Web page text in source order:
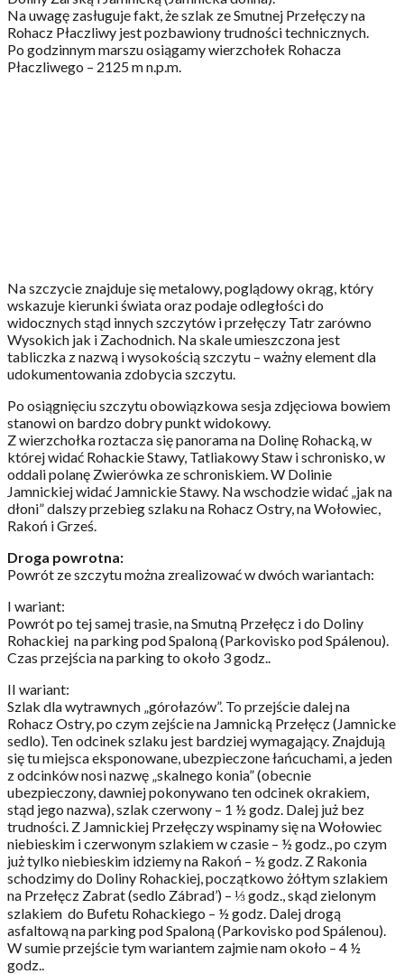
Na uwagę zasługuje fakt, że szlak ze Smutnej Przełęczy na
Rohacz Płaczliwy jest pozbawiony trudności technicznych.
Po godzinnym marszu osiągamy wierzchołek Rohacza
Płaczliwego – 2125 m n.p.m.
Na szczycie znajduje się metalowy, poglądowy okrąg, który
wskazuje kierunki świata oraz podaje odległości do
widocznych stąd innych szczytów i przełęczy Tatr zarówno
Wysokich jak i Zachodnich. Na skale umieszczona jest
tabliczka z nazwą i wysokością szczytu – ważny element dla
udokumentowania zdobycia szczytu.
Po osiągnięciu szczytu obowiązkowa sesja zdjęciowa bowiem
stanowi on bardzo dobry punkt widokowy.
Z wierzchołka roztacza się panorama na Dolinę Rohacką, w
której widać Rohackie Stawy, Tatliakowy Staw i schronisko, w
oddali polanę Zwierówka ze schroniskiem. W Dolinie
Jamnickiej widać Jamnickie Stawy. Na wschodzie widać „jak na
dłoni” dalszy przebieg szlaku na Rohacz Ostry, na Wołowiec,
Rakoń i Grześ.
Droga powrotna:
Powrót ze szczytu można zrealizować w dwóch wariantach:
I wariant:
Powrót po tej samej trasie, na Smutną Przełęcz i do Doliny
Rohackiej na parking pod Spaloną (Parkovisko pod Spálenou).
Czas przejścia na parking to około 3 godz..
II wariant:
Szlak dla wytrawnych „górołazów”. To przejście dalej na
Rohacz Ostry, po czym zejście na Jamnicką Przełęcz (Jamnicke
sedlo). Ten odcinek szlaku jest bardziej wymagający. Znajdują
się tu miejsca eksponowane, ubezpieczone łańcuchami, a jeden
z odcinków nosi nazwę „skalnego konia” (obecnie
ubezpieczony, dawniej pokonywano ten odcinek okrakiem,
stąd jego nazwa), szlak czerwony – 1 ½ godz. Dalej już bez
trudności. Z Jamnickiej Przełęczy wspinamy się na Wołowiec
niebieskim i czerwonym szlakiem w czasie – ½ godz., po czym
już tylko niebieskim idziemy na Rakoń – ½ godz. Z Rakonia
schodzimy do Doliny Rohackiej, początkowo żółtym szlakiem
na Przełęcz Zabrat (sedlo Zábrad’) – ⅓ godz., skąd zielonym
szlakiem do Bufetu Rohackiego – ½ godz. Dalej drogą
asfaltową na parking pod Spaloną (Parkovisko pod Spálenou).
W sumie przejście tym wariantem zajmie nam około – 4 ½
godz..